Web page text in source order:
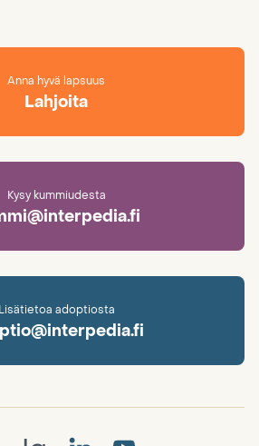
Anna hyvä lapsuus
Lahjoita
Kysy kummiudesta
Lisätietoa adoptiosta